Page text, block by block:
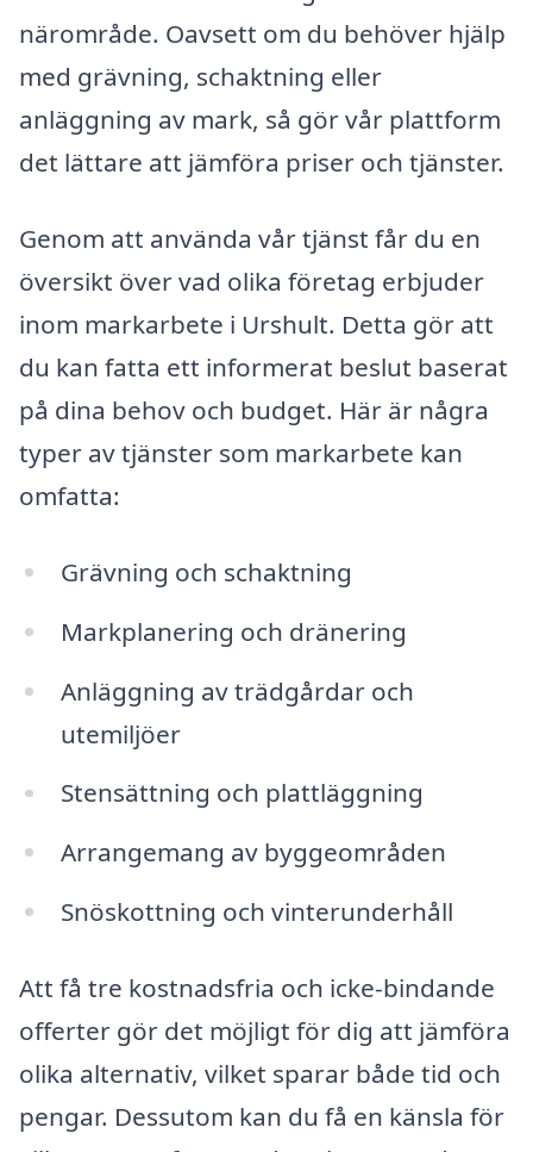
närområde. Oavsett om du behöver hjälp
med grävning, schaktning eller
anläggning av mark, så gör vår plattform
det lättare att jämföra priser och tjänster.
Genom att använda vår tjänst får du en
översikt över vad olika företag erbjuder
inom markarbete i Urshult. Detta gör att
du kan fatta ett informerat beslut baserat
på dina behov och budget. Här är några
typer av tjänster som markarbete kan
omfatta:
Grävning och schaktning
Markplanering och dränering
Anläggning av trädgårdar och
utemiljöer
Stensättning och plattläggning
Arrangemang av byggeområden
Snöskottning och vinterunderhåll
Att få tre kostnadsfria och icke-bindande
offerter gör det möjligt för dig att jämföra
olika alternativ, vilket sparar både tid och
pengar. Dessutom kan du få en känsla för